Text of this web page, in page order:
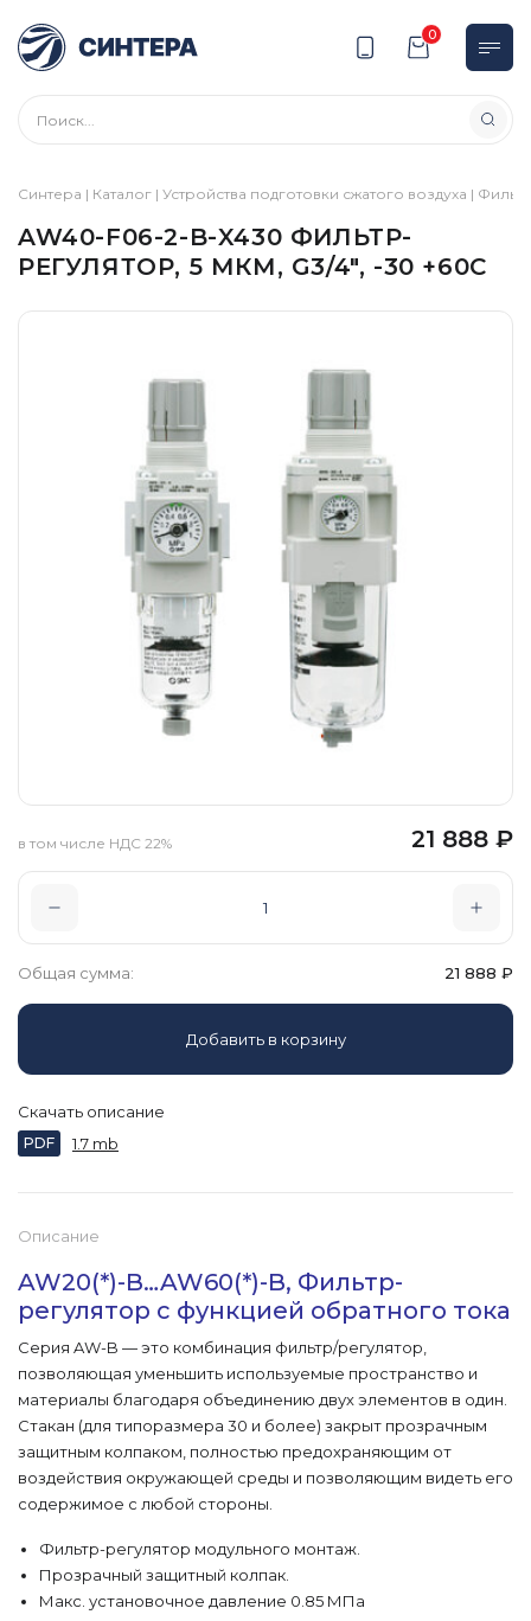
0
Синтера | Каталог | Устройства подготовки сжатого воздуха |
AW40-F06-2-B-X430 ФИЛЬТР-
РЕГУЛЯТОР, 5 МКМ, G3/4″, -30 +60C
Описание
AW20(*)-B…AW60(*)-B, Фильтр-
регулятор с функцией обратного тока
Серия AW-B — это комбинация фильтр/регулятор,
позволяющая уменьшить используемые пространство и
материалы благодаря объединению двух элементов в один.
Стакан (для типоразмера 30 и более) закрыт прозрачным
защитным колпаком, полностью предохраняющим от
воздействия окружающей среды и позволяющим видеть его
содержимое с любой стороны.
Фильтр-регулятор модульного монтаж.
Прозрачный защитный колпак.
Макс. установочное давление 0.85 МПа
21 888 ₽
в том числе НДС 22%
Общая сумма: 21 888 ₽
Добавить в корзину
Скачать описание
PDF 1.7 mb